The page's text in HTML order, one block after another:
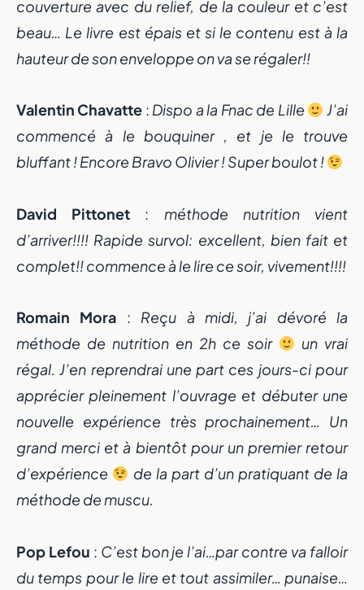
couverture avec du relief, de la couleur et c’est
beau… Le livre est épais et si le contenu est à la
hauteur de son enveloppe on va se régaler!!
Valentin Chavatte : Dispo a la Fnac de Lille
J’ai
commencé à le bouquiner , et je le trouve
bluffant ! Encore Bravo Olivier ! Super boulot !
David Pittonet : méthode nutrition vient
d’arriver!!!! Rapide survol: excellent, bien fait et
complet!! commence à le lire ce soir, vivement!!!!
Romain Mora : Reçu à midi, j’ai dévoré la
méthode de nutrition en 2h ce soir
un vrai
régal. J’en reprendrai une part ces jours-ci pour
apprécier pleinement l’ouvrage et débuter une
nouvelle expérience très prochainement… Un
grand merci et à bientôt pour un premier retour
d’expérience
de la part d’un pratiquant de la
méthode de muscu.
Pop Lefou : C’est bon je l’ai…par contre va falloir
du temps pour le lire et tout assimiler… punaise…